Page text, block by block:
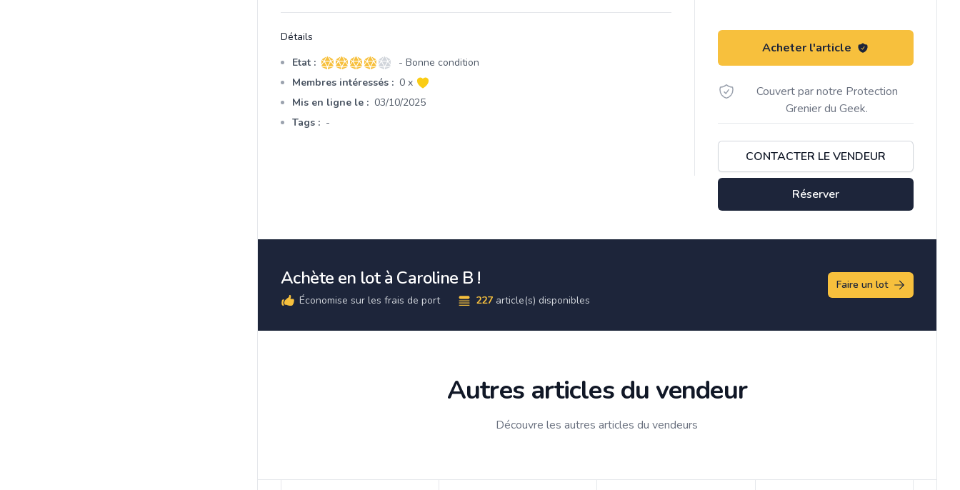
Acheter l'article
Couvert par notre Protection
Grenier du Geek.
CONTACTER LE VENDEUR
Réserver
Détails
Etat : 4 sur 5 étoiles
- Bonne condition
Membres intéressés : 0 x
Mis en ligne le : 03/10/2025
Tags : -
Achète en lot à Caroline B !
Économise sur les frais de port 227 article(s) disponibles
Faire un lot
Autres articles du vendeur
Découvre les autres articles du vendeurs